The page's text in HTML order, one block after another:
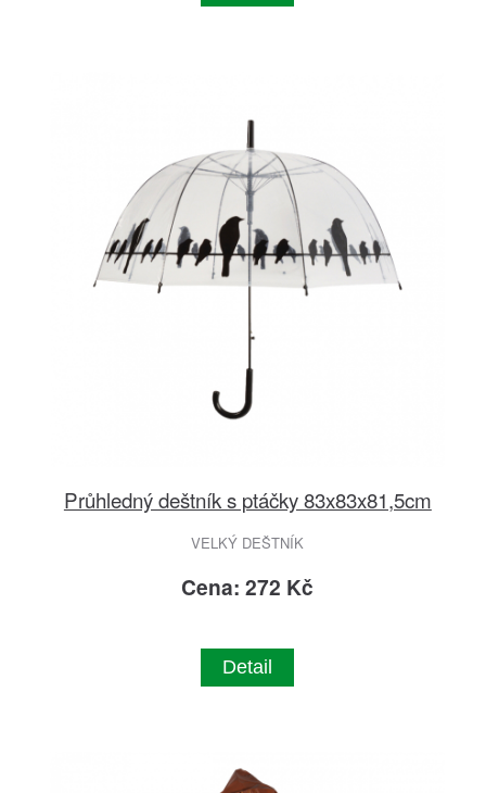
Průhledný deštník s ptáčky 83x83x81,5cm
VELKÝ DEŠTNÍK
Cena: 272 Kč
Detail